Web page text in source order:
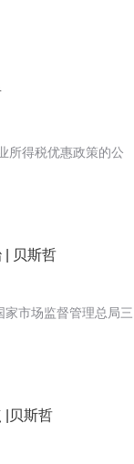
所得税优惠政策的公
| 贝斯哲
市场监督管理总局三
|贝斯哲
与应对丨贝斯哲